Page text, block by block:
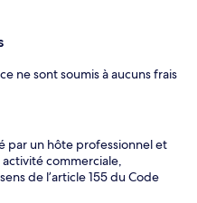
ne sont soumis à aucuns frais
par un hôte professionnel et
commerciale,
de l’article 155 du Code